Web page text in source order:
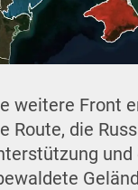
weitere Front
die